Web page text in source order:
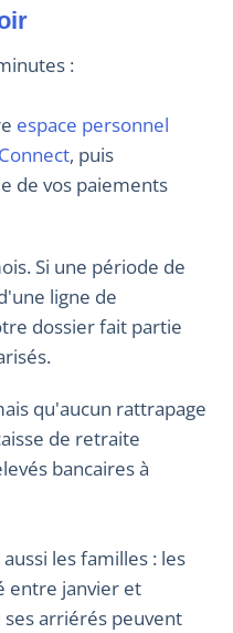
:
espace personnel
, puis
de vos paiements
Si une période de
ligne de
dossier fait partie
qu'aucun rattrapage
de retraite
bancaires à
les familles : les
entre janvier et
arriérés peuvent